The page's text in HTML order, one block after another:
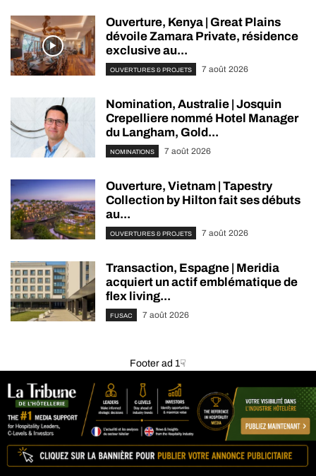
Ouverture, Kenya | Great Plains
dévoile Zamara Private, résidence
exclusive au...
OUVERTURES & PROJETS 7 août 2026
Nomination, Australie | Josquin
Crepelliere nommé Hotel Manager
du Langham, Gold...
NOMINATIONS 7 août 2026
Ouverture, Vietnam | Tapestry
Collection by Hilton fait ses débuts
au...
OUVERTURES & PROJETS 7 août 2026
Transaction, Espagne | Meridia
acquiert un actif emblématique de
flex living...
FUSAC 7 août 2026
Footer ad 1☟